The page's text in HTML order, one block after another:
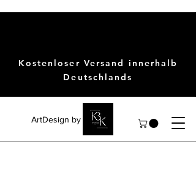
ArtDesign by KBK
Kostenloser Versand innerhalb
Deutschlands